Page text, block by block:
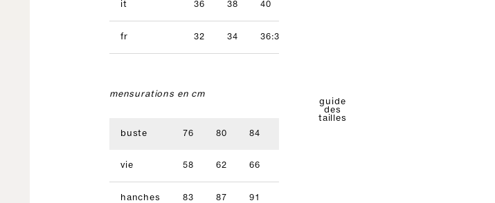
it 36 38 40
fr 32 34 36:38
mensurations en cm
buste 76 80 84
vie 58 62 66
hanches 83 87 91
guide
des
tailles